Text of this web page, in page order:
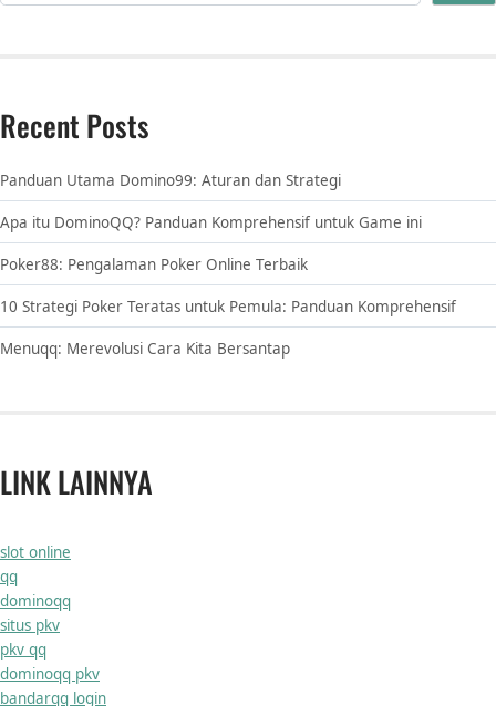
Recent Posts
Panduan Utama Domino99: Aturan dan Strategi
Apa itu DominoQQ? Panduan Komprehensif untuk Game ini
Poker88: Pengalaman Poker Online Terbaik
10 Strategi Poker Teratas untuk Pemula: Panduan Komprehensif
Menuqq: Merevolusi Cara Kita Bersantap
LINK LAINNYA
slot online
qq
dominoqq
situs pkv
pkv qq
dominoqq pkv
bandarqq login